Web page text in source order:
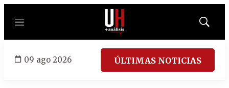
Menú
Mostrar
09 ago 2026 ÚLTIMAS NOTICIAS